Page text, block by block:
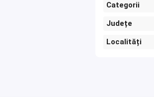
Categorii
Județe
Localități